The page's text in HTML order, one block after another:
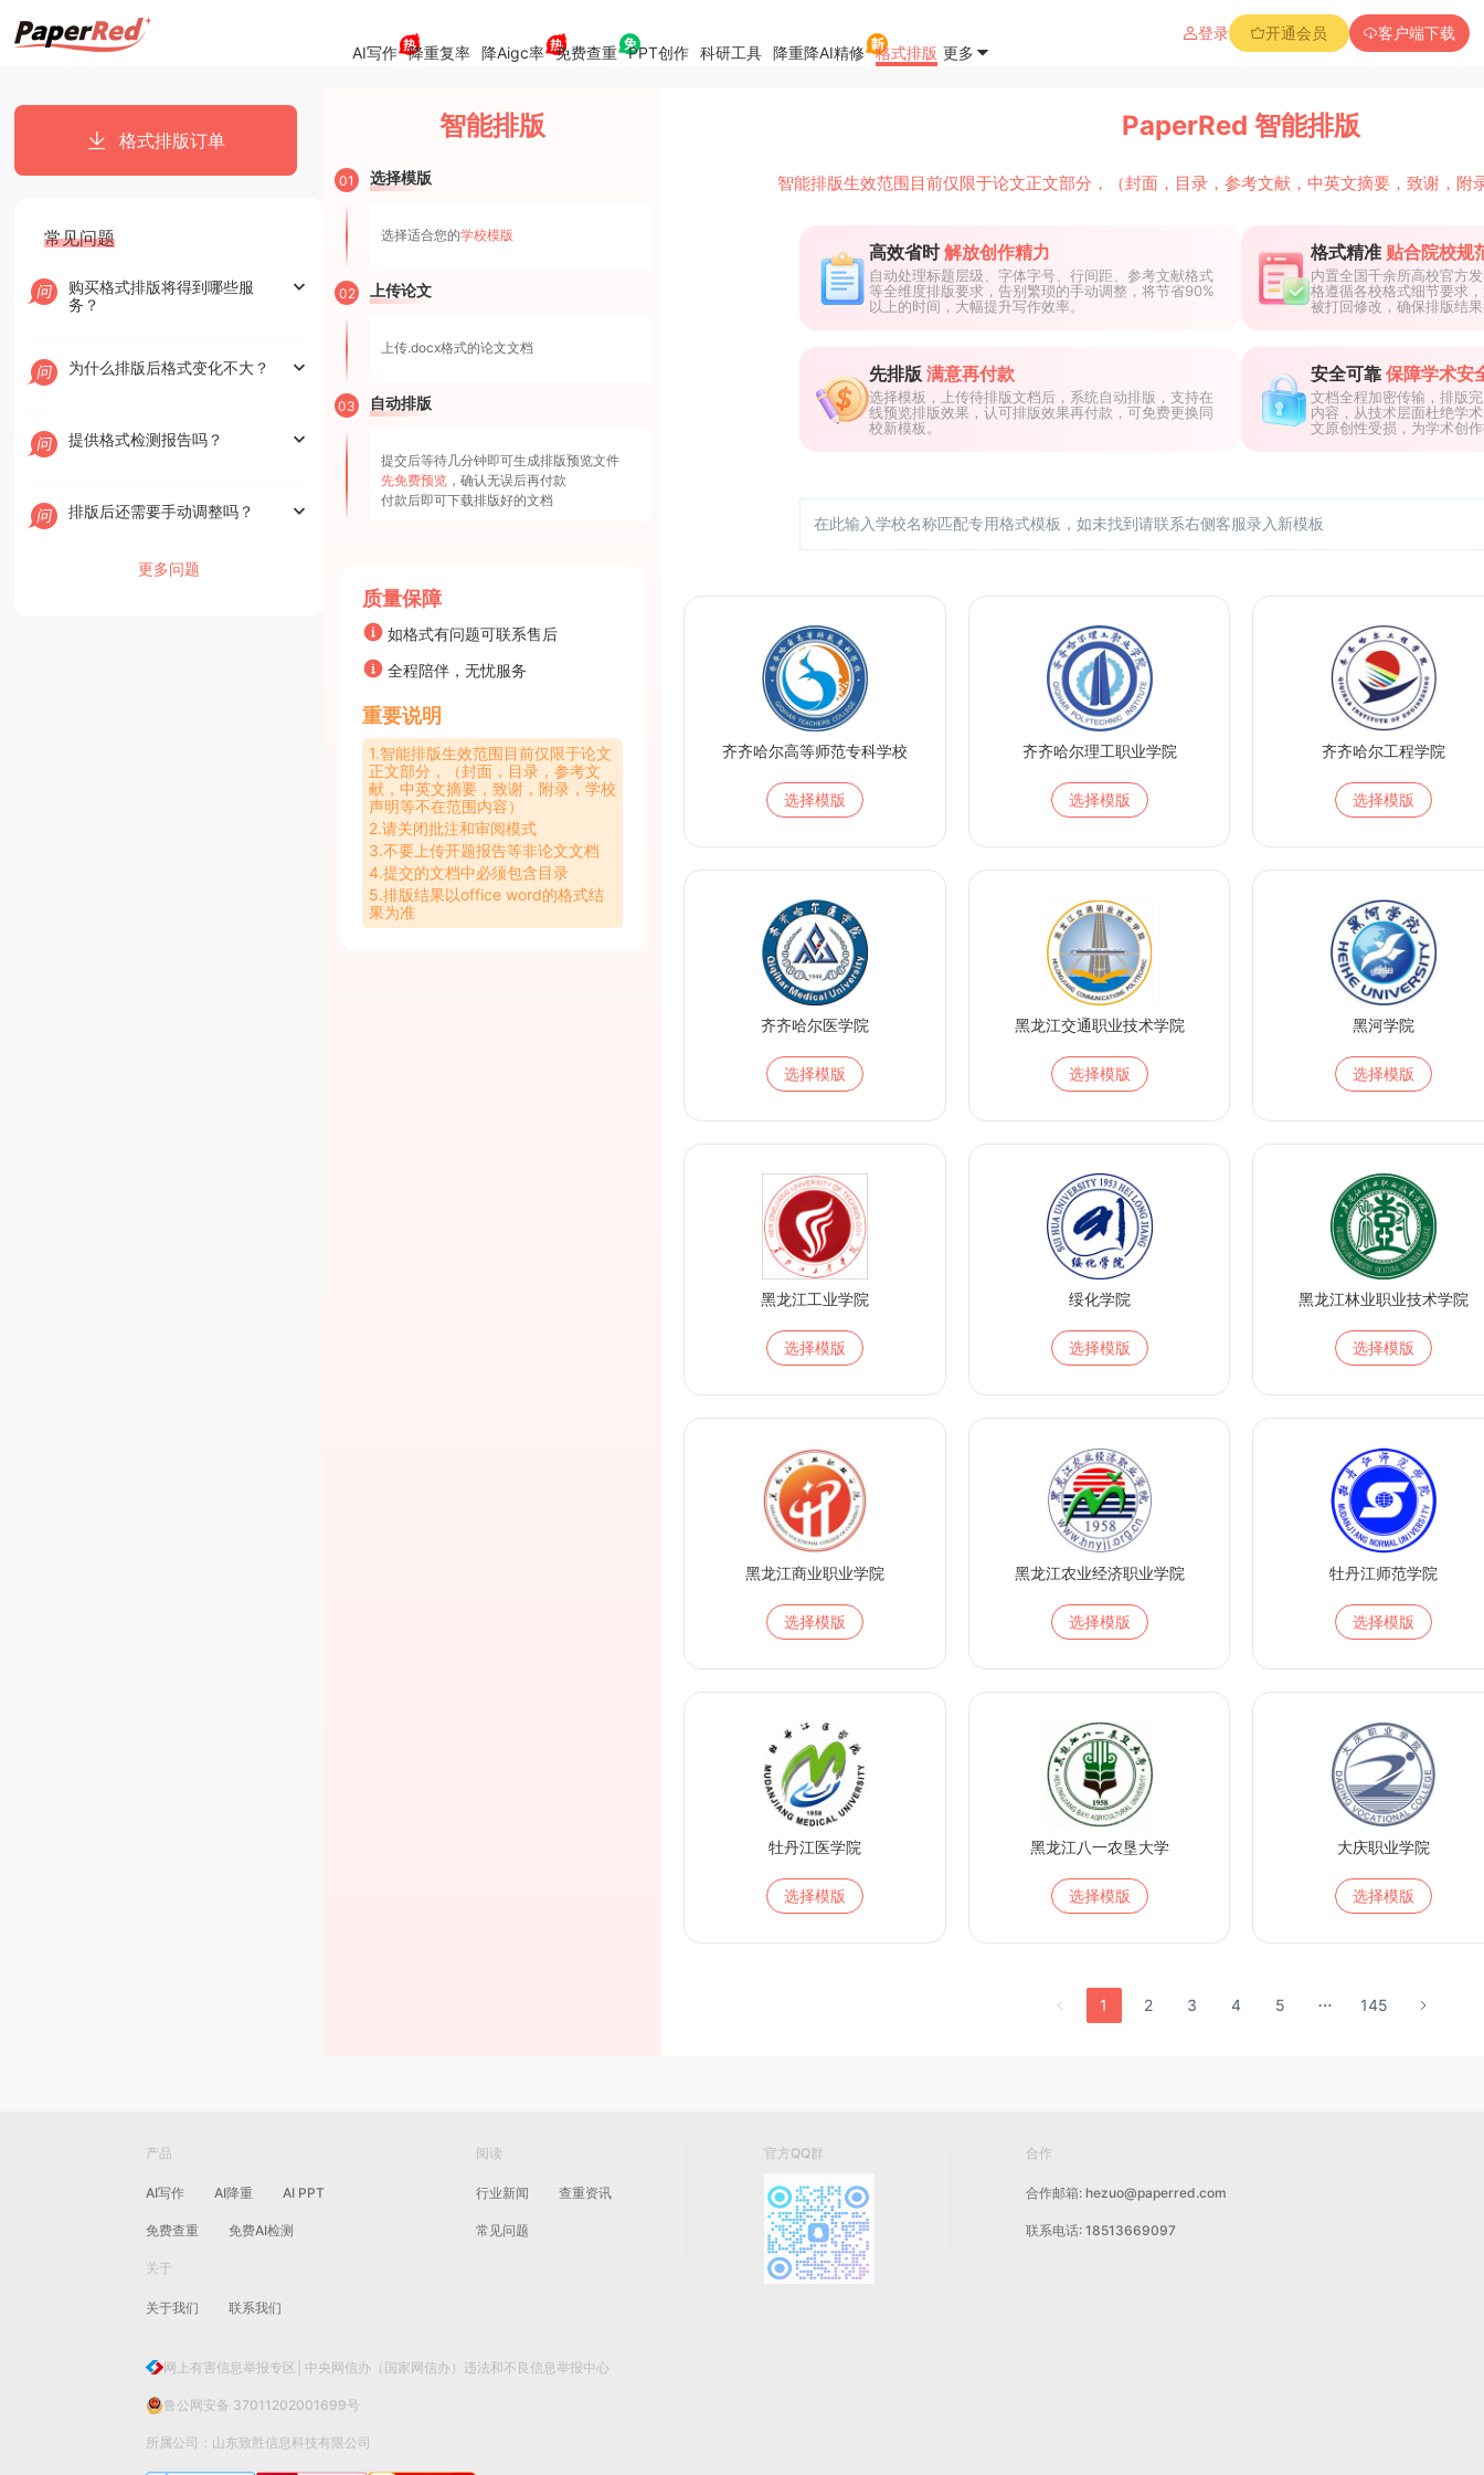
AI写作 降重复率 降Aigc率 免费查重 PPT创作 科研工具 降重降AI精修 格式排版 更多
登录 开通会员 客户端下载
格式排版订单
常见问题
购买格式排版将得到哪些服
务？
为什么排版后格式变化不大？
提供格式检测报告吗？
排版后还需要手动调整吗？
更多问题
智能排版
01 选择模版
选择适合您的学校模版
02 上传论文
上传.docx格式的论文文档
03 自动排版
提交后等待几分钟即可生成排版预览文件
先免费预览 ，确认无误后再付款
付款后即可下载排版好的文档
质量保障
如格式有问题可联系售后
全程陪伴，无忧服务
重要说明
1.智能排版生效范围目前仅限于论文
正文部分，（封面，目录，参考文
献，中英文摘要，致谢，附录，学校
声明等不在范围内容）
2.请关闭批注和审阅模式
3.不要上传开题报告等非论文文档
4.提交的文档中必须包含目录
5.排版结果以office word的格式结
果为准
PaperRed 智能排版
智能排版生效范围目前仅限于论文正文部分，（封面，目录，参考文献，中英文摘要，致谢，附
高效省时解放创作精力
自动处理标题层级、字体字号、行间距、参考文献格式
等全维度排版要求，告别繁琐的手动调整，将节省90%
以上的时间，大幅提升写作效率。
格式精准 贴合院校规
内置全国千余所高校官方
格遵循各校格式细节要求
被打回修改，确保排版结
先排版满意再付款
选择模板，上传待排版文档后，系统自动排版，支持在
线预览排版效果，认可排版效果再付款，可免费更换同
校新模板。
安全可靠保障学术安
文档全程加密传输，排版
内容，从技术层面杜绝学
文原创性受损，为学术创
齐齐哈尔高等师范专科学校
选择模版
齐齐哈尔理工职业学院
选择模版
齐齐哈尔工程学院
选择模版
齐齐哈尔医学院
选择模版
黑龙江交通职业技术学院
选择模版
黑河学院
选择模版
黑龙江工业学院
选择模版
绥化学院
选择模版
黑龙江林业职业技术学院
选择模版
黑龙江商业职业学院
选择模版
黑龙江农业经济职业学院
选择模版
牡丹江师范学院
选择模版
牡丹江医学院
选择模版
黑龙江八一农垦大学
选择模版
大庆职业学院
选择模版
1 2 3 4 5 145
产品
AI写作 AI降重 AI PPT
免费查重 免费AI检测
关于
关于我们 联系我们
阅读
行业新闻 查重资讯
常见问题
官方QQ群 合作
合作邮箱: hezuo@paperred.com
联系电话: 18513669097
网上有害信息举报专区│中央网信办（国家网信办）违法和不良信息举报中心
鲁公网安备 37011202001699号
所属公司：山东致胜信息科技有限公司